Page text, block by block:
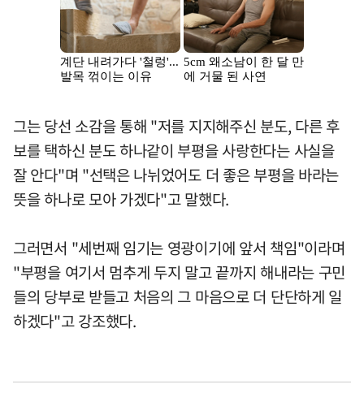
그는 당선 소감을 통해 "저를 지지해주신 분도, 다른 후
보를 택하신 분도 하나같이 부평을 사랑한다는 사실을
잘 안다"며 "선택은 나뉘었어도 더 좋은 부평을 바라는
뜻을 하나로 모아 가겠다"고 말했다.
그러면서 "세번째 임기는 영광이기에 앞서 책임"이라며
"부평을 여기서 멈추게 두지 말고 끝까지 해내라는 구민
들의 당부로 받들고 처음의 그 마음으로 더 단단하게 일
하겠다"고 강조했다.